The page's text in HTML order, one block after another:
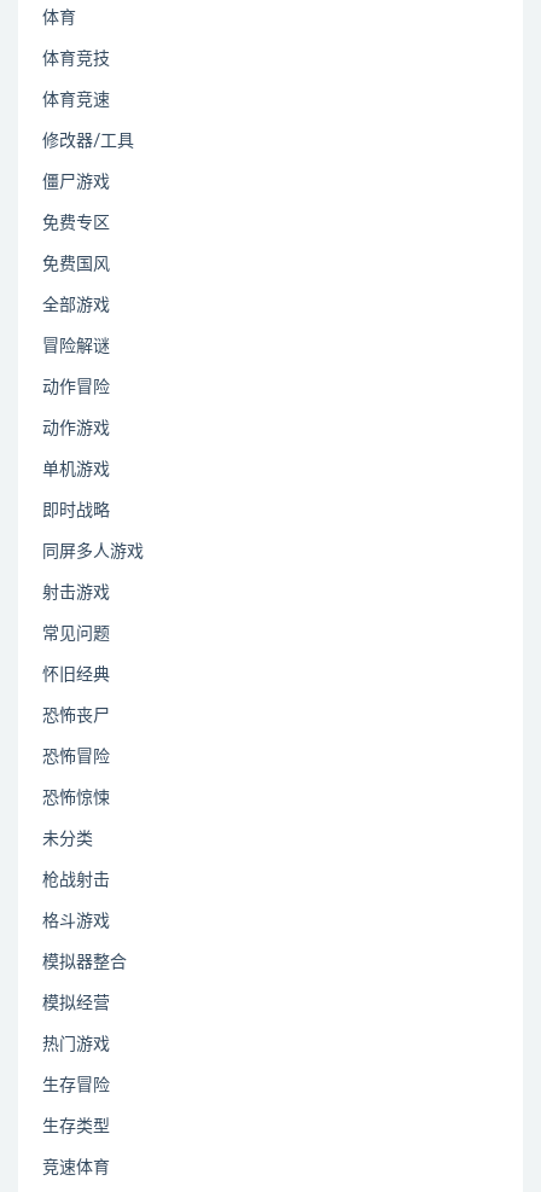
体育
体育竞技
体育竞速
修改器/工具
僵尸游戏
免费专区
免费国风
全部游戏
冒险解谜
动作冒险
动作游戏
单机游戏
即时战略
同屏多人游戏
射击游戏
常见问题
怀旧经典
恐怖丧尸
恐怖冒险
恐怖惊悚
未分类
枪战射击
格斗游戏
模拟器整合
模拟经营
热门游戏
生存冒险
生存类型
竞速体育